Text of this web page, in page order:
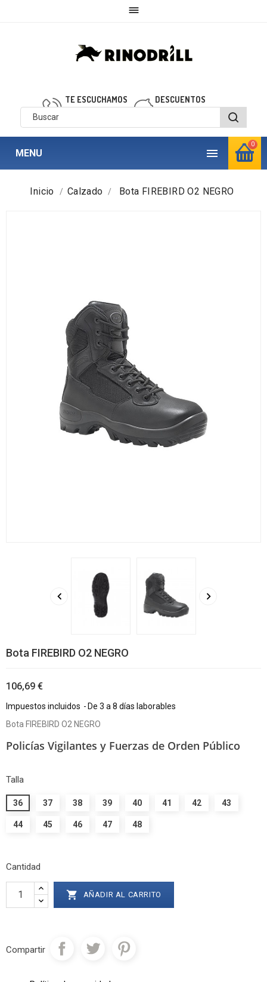

0
TE ESCUCHAMOS
910 850 040
DESCUENTOS
personalizados

MENU
Inicio Calzado Bota FIREBIRD O2 NEGRO
 
Bota FIREBIRD O2 NEGRO
106,69 €
Impuestos incluidos
De 3 a 8 días laborables
Bota FIREBIRD O2 NEGRO
Policías Vigilantes y Fuerzas de Orden Público
Talla
36 37 38 39 40 41 42 43
44 45 46 47 48
Cantidad
 AÑADIR AL CARRITO
Compartir